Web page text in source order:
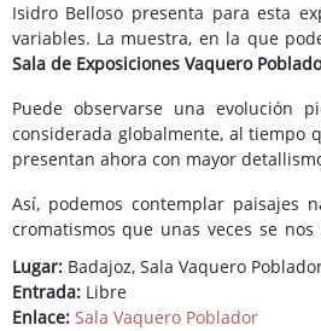
Isidro Belloso presenta para esta
variables. La muestra, en la que
Sala de Exposiciones Vaquero
Puede observarse una evolución
considerada globalmente, al tiempo
presentan ahora con mayor
Así, podemos contemplar paisajes
cromatismos que unas veces se
panorámicas de ciudades
graduados planos. Novedosas son
Catedral de Badajoz.
Lugar:Badajoz, Sala Vaquero
Entrada:Libre
Enlace: Sala Vaquero Poblador